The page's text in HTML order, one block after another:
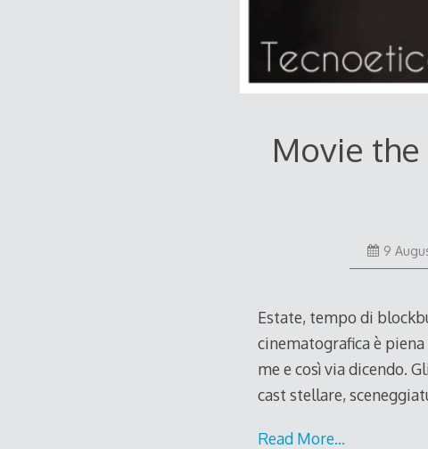
Movie
9
Estate, tempo di
cinematografica è
me e così via dicendo.
cast stellare,
Read More…